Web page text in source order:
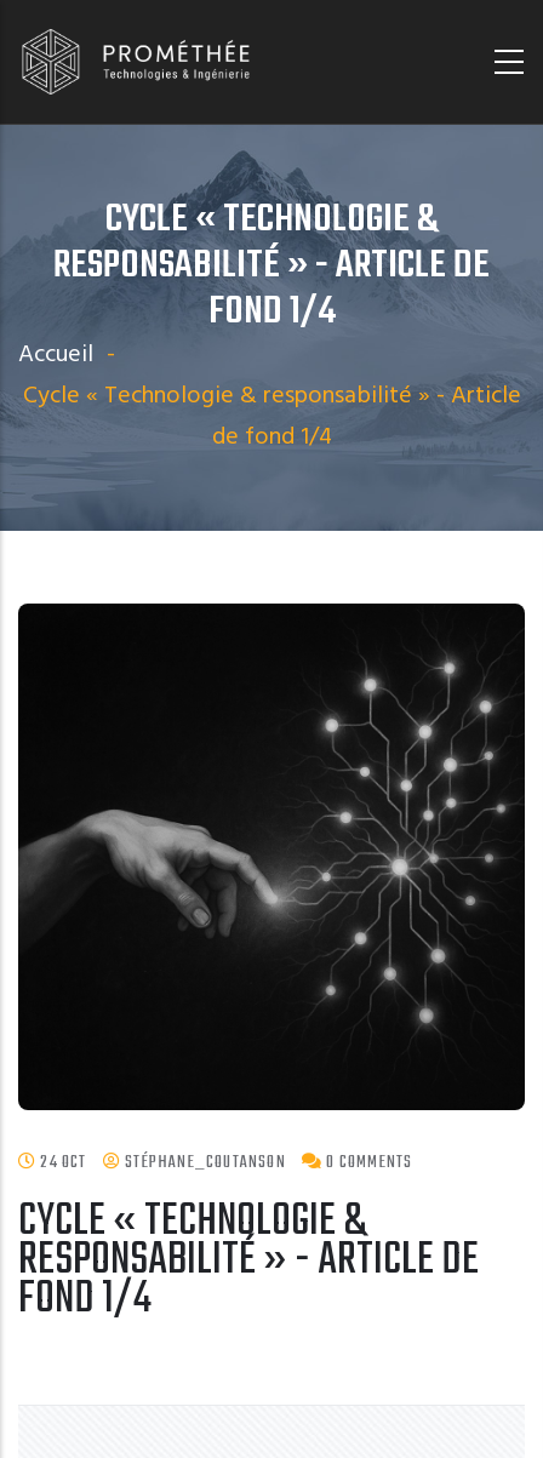
contenu
principal
CYCLE « TECHNOLOGIE &
RESPONSABILITÉ » - ARTICLE DE
FOND 1/4
Accueil -
Cycle « Technologie & responsabilité » - Article
de fond 1/4
24 OCT STÉPHANE_COUTANSON 0 COMMENTS
CYCLE « TECHNOLOGIE &
RESPONSABILITÉ » - ARTICLE DE
FOND 1/4